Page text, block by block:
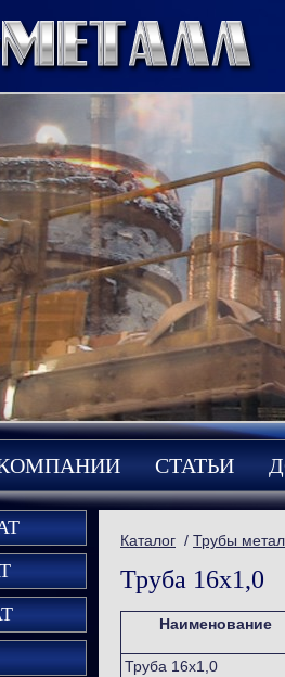
СТАТЬИ
Каталог / Трубы
Труба 16х1,0
Наименование
Труба 16х1,0